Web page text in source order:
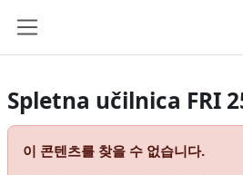
Spletna učilnica FRI
이 콘텐츠를 찾을 수 없습니다.